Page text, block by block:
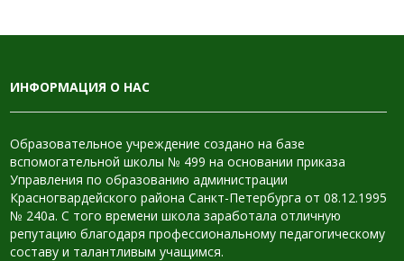
ИНФОРМАЦИЯ О НАС
Образовательное учреждение создано на базе
вспомогательной школы № 499 на основании приказа
Управления по образованию администрации
Красногвардейского района Санкт-Петербурга от 08.12.1995
№ 240а. С того времени школа заработала отличную
репутацию благодаря профессиональному педагогическому
составу и талантливым учащимся.